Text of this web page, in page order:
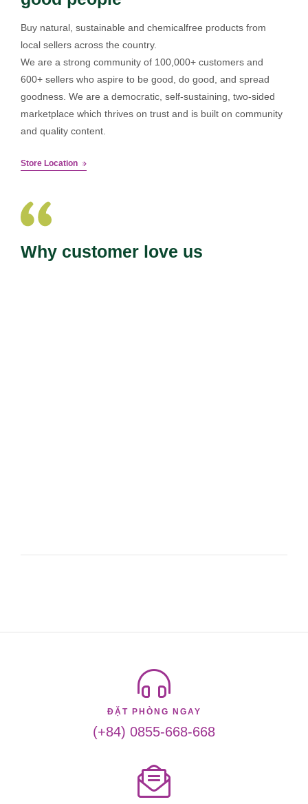
Buy natural, sustainable and chemicalfree products from
local sellers across the country.
We are a strong community of 100,000+ customers and
600+ sellers who aspire to be good, do good, and spread
goodness. We are a democratic, self-sustaining, two-sided
marketplace which thrives on trust and is built on community
and quality content.
Store Location
Why customer love us
ĐẶT PHÒNG NGAY
(+84) 0855-668-668